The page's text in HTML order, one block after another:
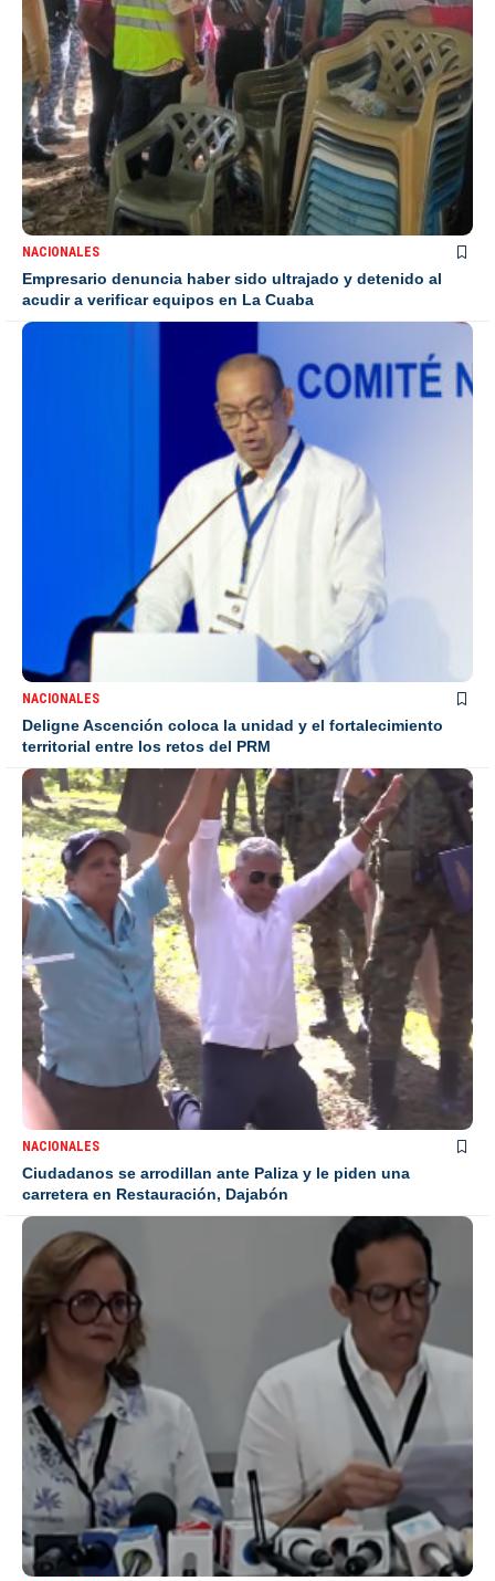
NACIONALES
Empresario denuncia haber sido ultrajado y detenido al
acudir a verificar equipos en La Cuaba
NACIONALES
Deligne Ascención coloca la unidad y el fortalecimiento
territorial entre los retos del PRM
NACIONALES
Ciudadanos se arrodillan ante Paliza y le piden una
carretera en Restauración, Dajabón